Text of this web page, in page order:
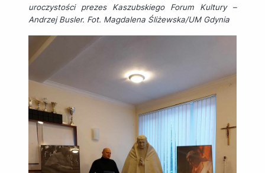
uroczystości prezes Kaszubskiego Forum Kultury –
Andrzej Busler. Fot. Magdalena Śliżewska/UM Gdynia